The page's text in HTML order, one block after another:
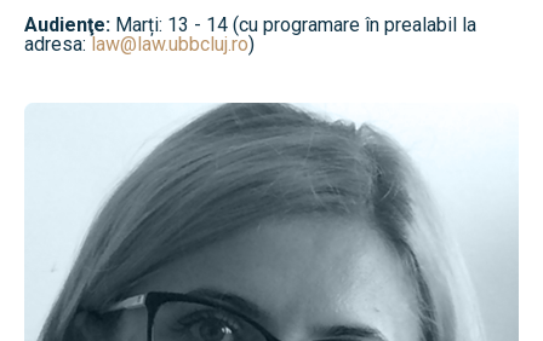
Audienţe: Marți: 13 - 14 (cu programare în prealabil la
adresa:law@law.ubbcluj.ro)